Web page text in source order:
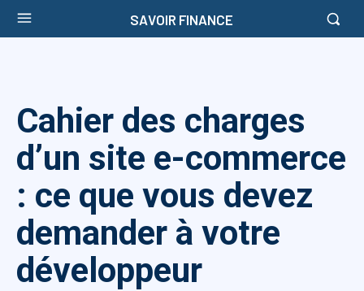
SAVOIR FINANCE
Cahier des charges
d’un site e-commerce
: ce que vous devez
demander à votre
développeur